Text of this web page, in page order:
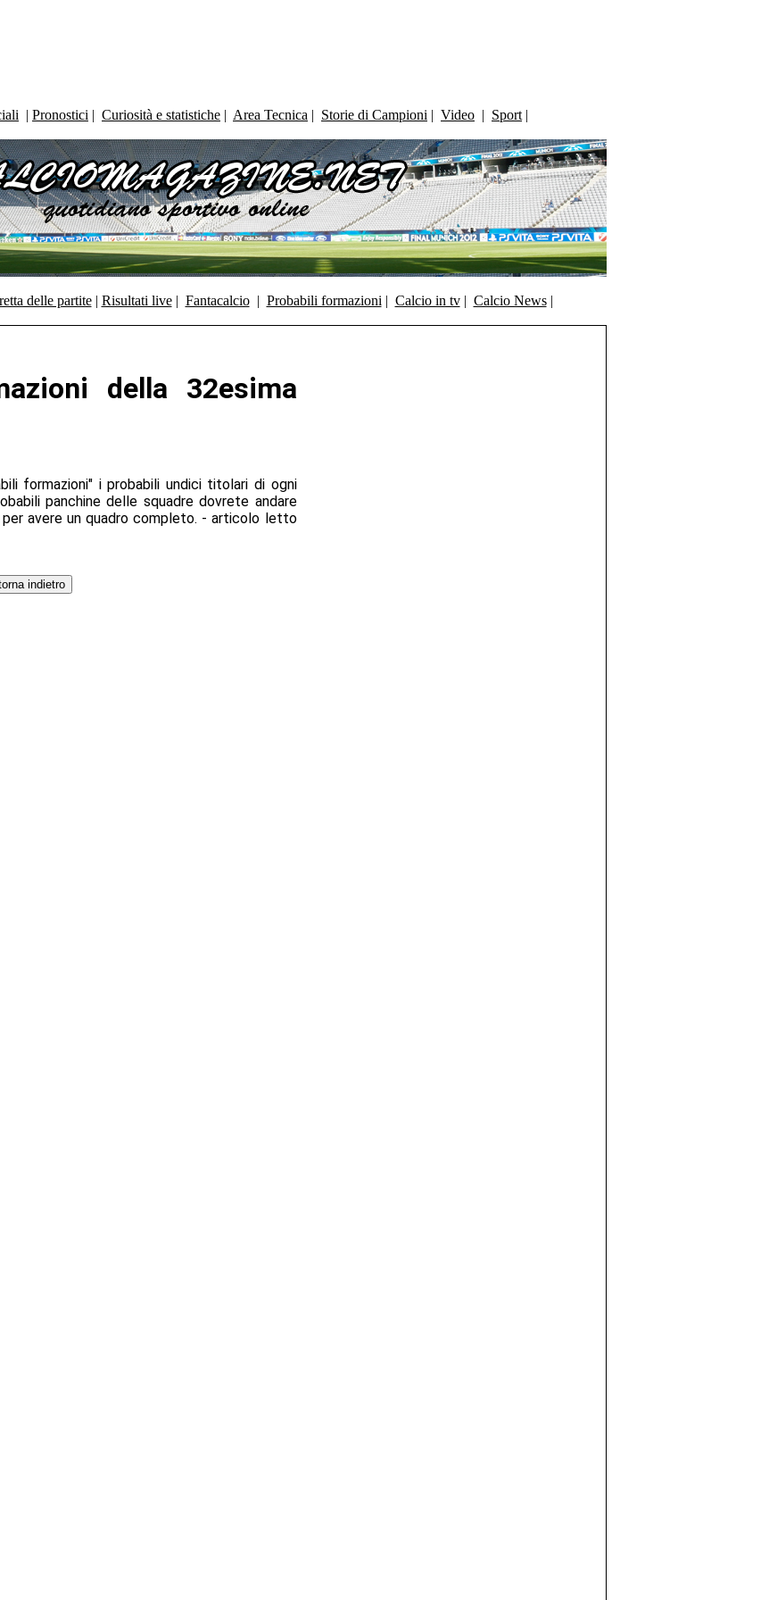
| Pronostici | Curiosità e statistiche | Area Tecnica | Storie di Campioni | Video | Sport |
delle partite| Risultati live| Fantacalcio| Probabili formazioni | Calcio in tv| Calcio News|
della 32esima
formazioni" i probabili undici titolari di ogni
panchine delle squadre dovrete andare
avere un quadro completo. - articolo letto